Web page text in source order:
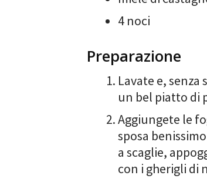
4 noci
Preparazione
Lavate e,
un bel piatto di
Aggiungete le
sposa
a scaglie,
con i gherigli di